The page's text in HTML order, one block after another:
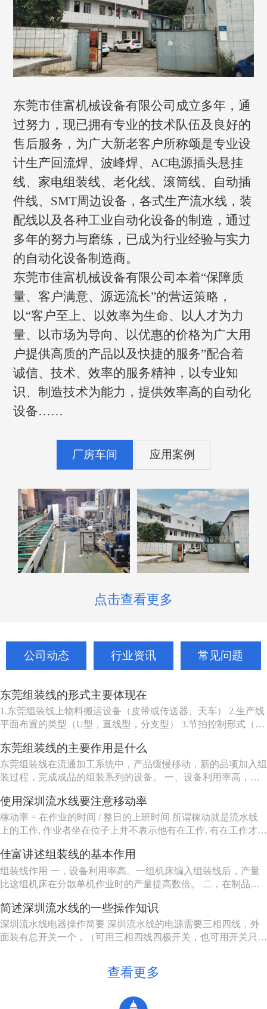
东莞市佳富机械设备有限公司成立多年，通
过努力，现已拥有专业的技术队伍及良好的
售后服务，为广大新老客户所称颂是专业设
计生产回流焊、波峰焊、AC电源插头悬挂
线、家电组装线、老化线、滚筒线、自动插
件线、SMT周边设备，各式生产流水线，装
配线以及各种工业自动化设备的制造，通过
多年的努力与磨练，已成为行业经验与实力
的自动化设备制造商。
东莞市佳富机械设备有限公司本着“保障质
量、客户满意、源远流长”的营运策略，
以“客户至上、以效率为生命、以人才为力
量、以市场为导向、以优惠的价格为广大用
户提供高质的产品以及快捷的服务”配合着
诚信、技术、效率的服务精神，以专业知
识、制造技术为能力，提供效率高的自动化
设备……
厂房车间 应用案例
点击查看更多
公司动态 行业资讯 常见问题
东莞组装线的形式主要体现在
1.东莞组装线上物料搬运设备（皮带或传送器、天车） 2.生产线
平面布置的类型（U型，直线型，分支型） 3.节拍控制形式（机
装线工作站特性（工人可以坐、站、跟着装配线走或随装配线一
起移动等） 6.东莞组装线的长度（几个或许多工人） ...
东莞组装线的主要作用是什么
东莞组装线在流通加工系统中，产品缓慢移动，新的品项加入组
装过程，完成成品的组装系列的设备。 一、设备利用率高，一
提高数倍。 二、在制品减少80%左右。 三、生产能力相对稳
定，自动加工系统由一自或多台机床组成，发生故障时，有降级
运转的能...
使用深圳流水线要注意移动率
稼动率 = 在作业的时间 / 整日的上班时间 所谓稼动就是流水线
上的工作, 作业者坐在位子上并不表示他有在工作, 有在工作才能
能全天对每个作业者进行测量, 所以有种工作抽查的手法来仿真
测量, 其实说穿了就是不时去看作业者在做什么。
佳富讲述组装线的基本作用
组装线作用 一，设备利用率高。一组机床编入组装线后，产量
比这组机床在分散单机作业时的产量提高数倍。 二，在制品减
多台机床组成，发生故障时，有降级运转的能力，物料传送系统
也有自行绕过故障机床的能力。 四，产品质量高。零件在加工
过程中，装卸...
简述深圳流水线的一些操作知识
深圳流水线电器操作简要 深圳流水线的电源需要三相四线，外
面装有总开关一个，（可用三相四线四极开关，也可用开关只控
U, V, W接电动机，3，4接调速电机的F1, F2。5，6...
查看更多